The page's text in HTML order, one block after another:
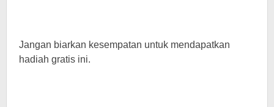
Jangan biarkan kesempatan untuk mendapatkan
hadiah gratis ini.